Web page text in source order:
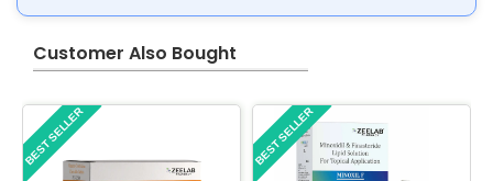
Customer Also Bought
BEST SELLER BEST SELLER